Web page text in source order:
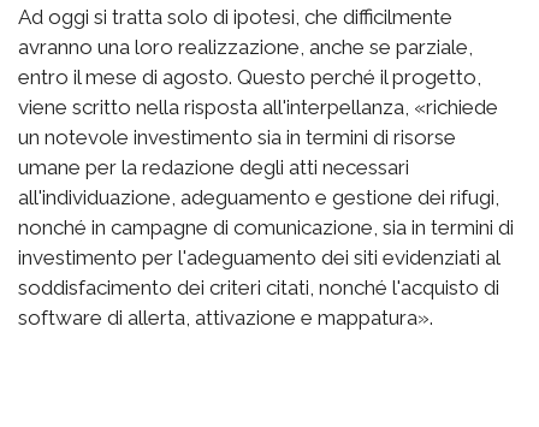
Ad oggi si tratta solo di ipotesi, che difficilmente
avranno una loro realizzazione, anche se parziale,
entro il mese di agosto. Questo perché il progetto,
viene scritto nella risposta all'interpellanza, «richiede
un notevole investimento sia in termini di risorse
umane per la redazione degli atti necessari
all'individuazione, adeguamento e gestione dei rifugi,
nonché in campagne di comunicazione, sia in termini di
investimento per l'adeguamento dei siti evidenziati al
soddisfacimento dei criteri citati, nonché l'acquisto di
software di allerta, attivazione e mappatura».